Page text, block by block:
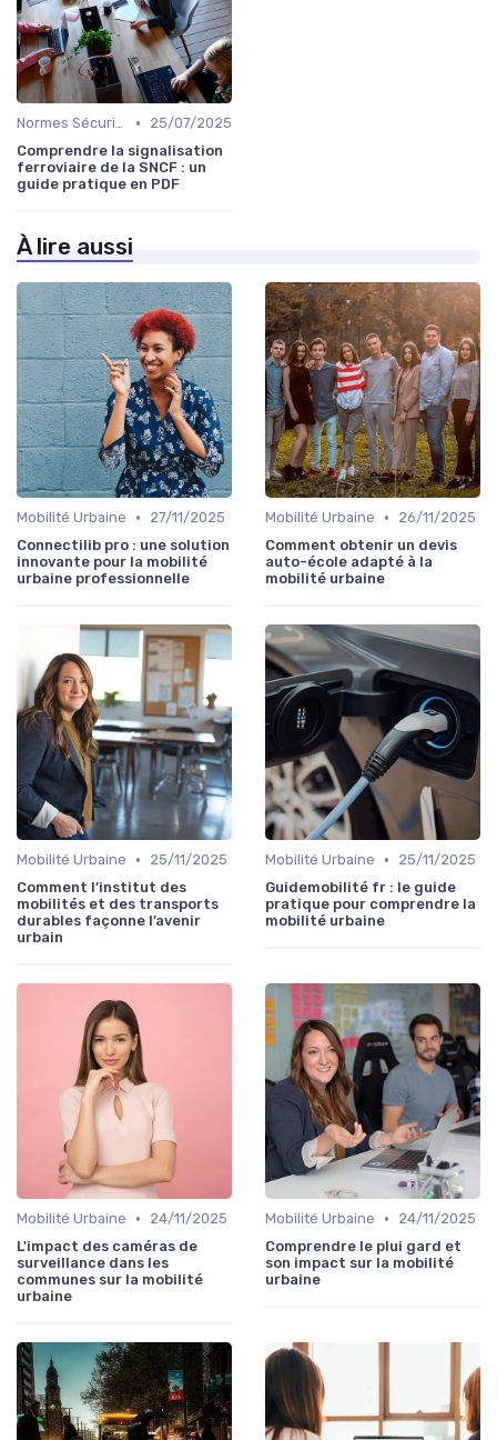
Normes Sécurité •
25/07/2025
Comprendre la signalisation
ferroviaire de la SNCF : un
guide pratique en PDF
À lire aussi
Mobilité Urbaine •
27/11/2025
Connectilib pro : une solution
innovante pour la mobilité
urbaine professionnelle
Mobilité Urbaine •
26/11/2025
Comment obtenir un devis
auto-école adapté à la
mobilité urbaine
Mobilité Urbaine •
25/11/2025
Comment l’institut des
mobilités et des transports
durables façonne l’avenir
urbain
Mobilité Urbaine •
25/11/2025
Guidemobilité fr : le guide
pratique pour comprendre la
mobilité urbaine
Mobilité Urbaine •
24/11/2025
L'impact des caméras de
surveillance dans les
communes sur la mobilité
urbaine
Mobilité Urbaine •
24/11/2025
Comprendre le plui gard et
son impact sur la mobilité
urbaine